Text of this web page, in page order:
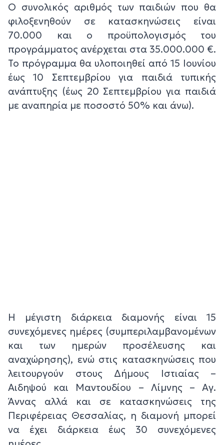
Ο συνολικός αριθμός των παιδιών που θα
φιλοξενηθούν σε κατασκηνώσεις είναι
70.000 και ο προϋπολογισμός του
προγράμματος ανέρχεται στα 35.000.000 €.
Το πρόγραμμα θα υλοποιηθεί από 15 Ιουνίου
έως 10 Σεπτεμβρίου για παιδιά τυπικής
ανάπτυξης (έως 20 Σεπτεμβρίου για παιδιά
με αναπηρία με ποσοστό 50% και άνω).
Η μέγιστη διάρκεια διαμονής είναι 15
συνεχόμενες ημέρες (συμπεριλαμβανομένων
και των ημερών προσέλευσης και
αναχώρησης), ενώ στις κατασκηνώσεις που
λειτουργούν στους Δήμους Ιστιαίας –
Αιδηψού και Μαντουδίου – Λίμνης – Αγ.
Άννας αλλά και σε κατασκηνώσεις της
Περιφέρειας Θεσσαλίας, η διαμονή μπορεί
να έχει διάρκεια έως 30 συνεχόμενες